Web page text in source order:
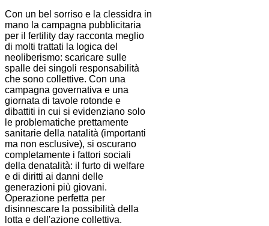
Con un bel sorriso e la clessidra in
mano la campagna pubblicitaria
per il fertility day racconta meglio
di molti trattati la logica del
neoliberismo: scaricare sulle
spalle dei singoli responsabilità
che sono collettive. Con una
campagna governativa e una
giornata di tavole rotonde e
dibattiti in cui si evidenziano solo
le problematiche prettamente
sanitarie della natalità (importanti
ma non esclusive), si oscurano
completamente i fattori sociali
della denatalità: il furto di welfare
e di diritti ai danni delle
generazioni più giovani.
Operazione perfetta per
disinnescare la possibilità della
lotta e dell'azione collettiva.